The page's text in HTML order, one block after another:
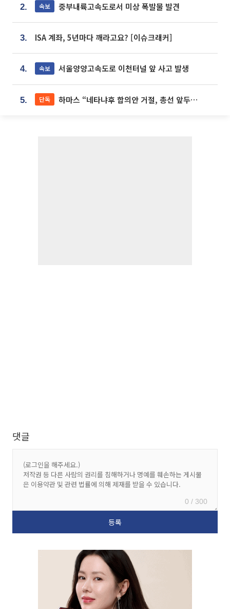
2. 속보 중부내륙고속도로서 미상 폭발물 발견
3. ISA 계좌, 5년마다 깨라고요? [이슈크래커]
4. 속보 서울양양고속도로 이천터널 앞 사고 발생
5. 단독 하마스 “네타냐후 합의안 거절, 총선 앞두고 시간 끌기”
댓글
0 / 300